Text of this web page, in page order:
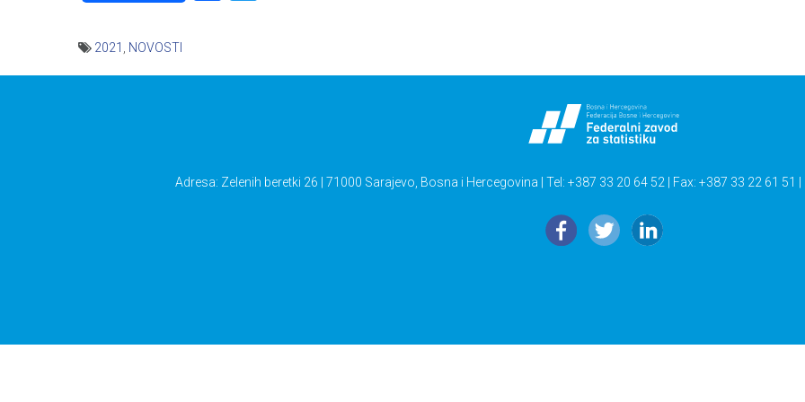
2021 NOVOSTI
Adresa: Zelenih beretki 26 | 71000 Sarajevo, Bosna i Hercegovina | Tel: +387 33 20 64 52 | Fax: +387 33 22 61 51 |